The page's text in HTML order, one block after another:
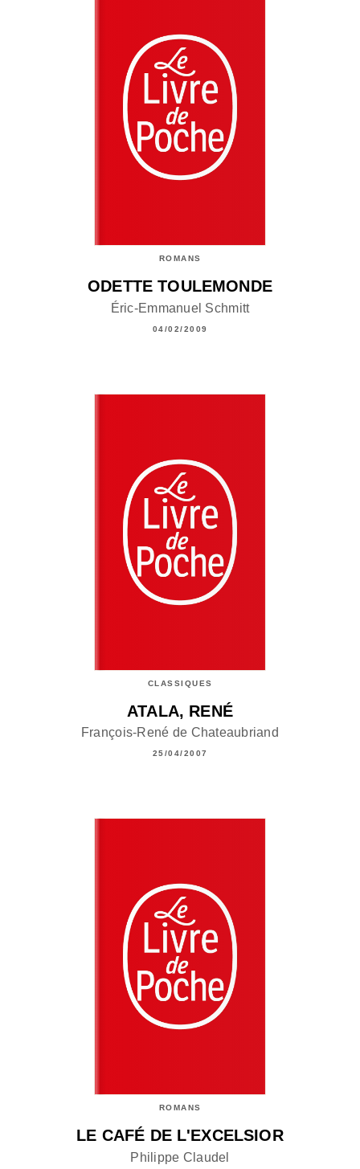
ROMANS
ODETTE TOULEMONDE
Éric-Emmanuel Schmitt
04/02/2009
CLASSIQUES
ATALA, RENÉ
François-René de Chateaubriand
25/04/2007
ROMANS
LE CAFÉ DE L'EXCELSIOR
Philippe Claudel